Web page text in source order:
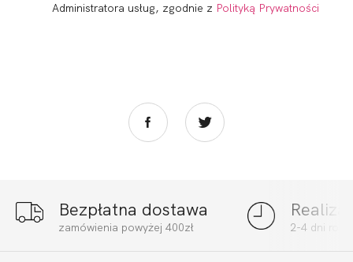
BEACH FIGI MIDI
BEACH FIGI MIDI
Administratora usług, zgodnie z Polityką Prywatności
Bezpłatna dostawa
zamówienia powyżej 400zł 2-4 dni